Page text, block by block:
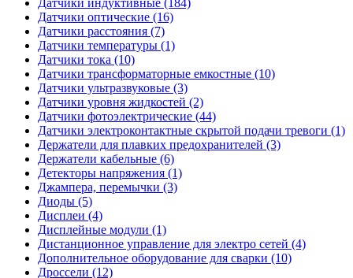
Датчики оптические (16)
Датчики расстояния (7)
Датчики температуры (1)
Датчики тока (10)
Датчики трансформаторные емкостные (10)
Датчики ультразвуковые (3)
Датчики уровня жидкостей (2)
Датчики фотоэлектрические (44)
Датчики электроконтактные скрытой подачи тревоги (1)
Держатели для плавких предохранителей (3)
Держатели кабельные (6)
Детекторы напряжения (1)
Джампера, перемычки (3)
Диоды (5)
Дисплеи (4)
Дисплейные модули (1)
Дистанционное управление для электро сетей (4)
Дополнительное оборудование для сварки (10)
Дроссели (12)